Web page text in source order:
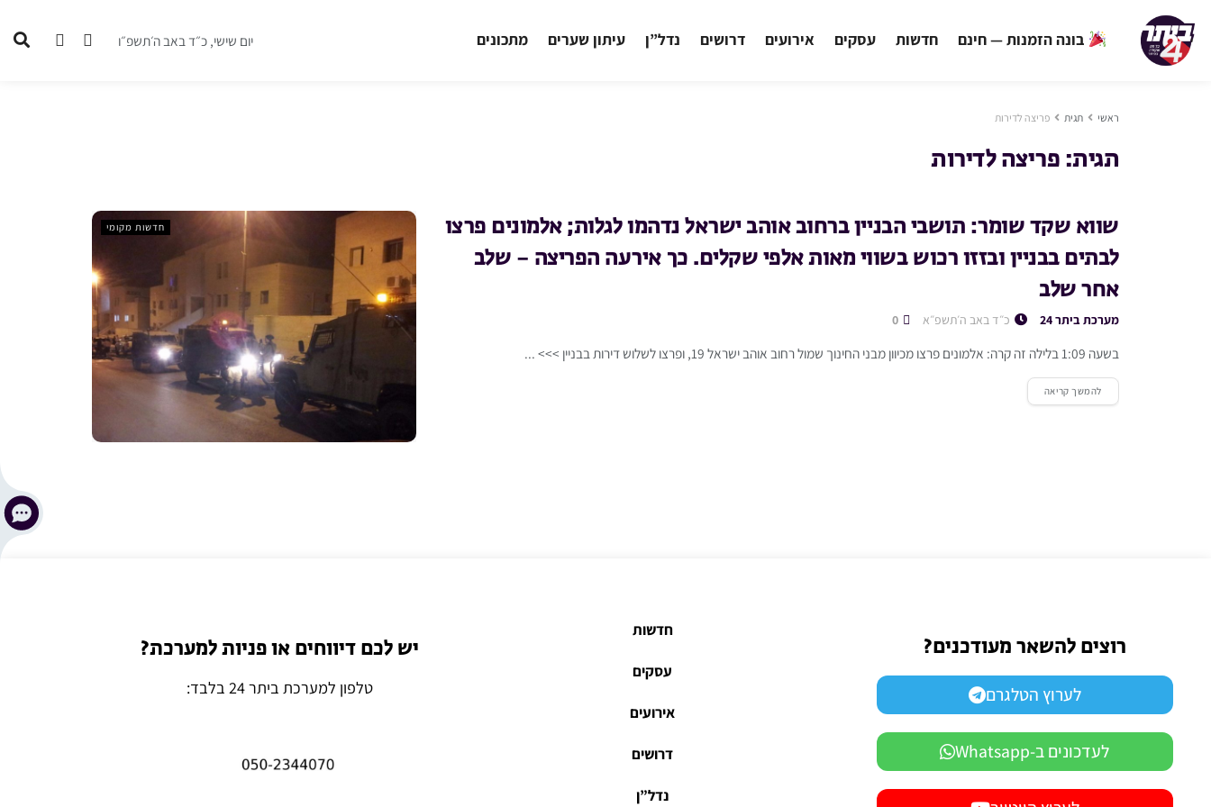
בונה הזמנות — חינם חדשות עסקים אירועים דרושים נדל”ן עיתון שערים מתכונים יום שישי, כ״ד באב ה׳תשפ״ו
ראשי תגית פריצה לדירות
תגית: פריצה לדירות
חדשות מקומי
שווא שקד שומר: תושבי הבניין ברחוב אוהב ישראל נדהמו לגלות; אלמונים פרצו
לבתים בבניין ובזזו רכוש בשווי מאות אלפי שקלים. כך אירעה הפריצה – שלב
אחר שלב
מערכת ביתר 24 כ״ד באב ה׳תשפ״א
בשעה 1:09 בלילה זה קרה: אלמונים פרצו מכיוון מבני החינוך שמול רחוב אוהב ישראל 19, ופרצו לשלוש דירות בבניין >>> ...
להמשך קריאה
רוצים להשאר מעודכנים?
לערוץ הטלגרם
לעדכונים ב-Whatsapp
חדשות
עסקים
אירועים
דרושים
נדל”ן
יש לכם דיווחים או פניות למערכת?
טלפון למערכת ביתר 24 בלבד: